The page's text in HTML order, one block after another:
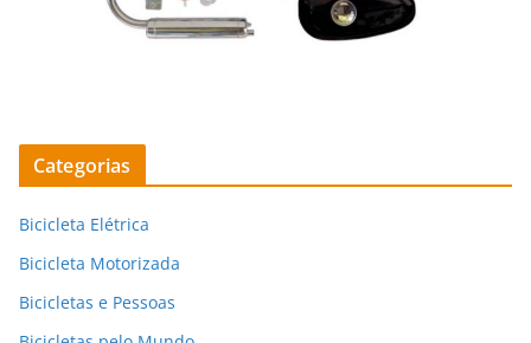
Categorias
Bicicleta Elétrica
Bicicleta Motorizada
Bicicletas e Pessoas